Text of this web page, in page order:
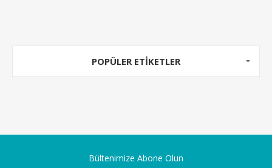
POPÜLER ETIKETLER
Bültenimize Abone Olun